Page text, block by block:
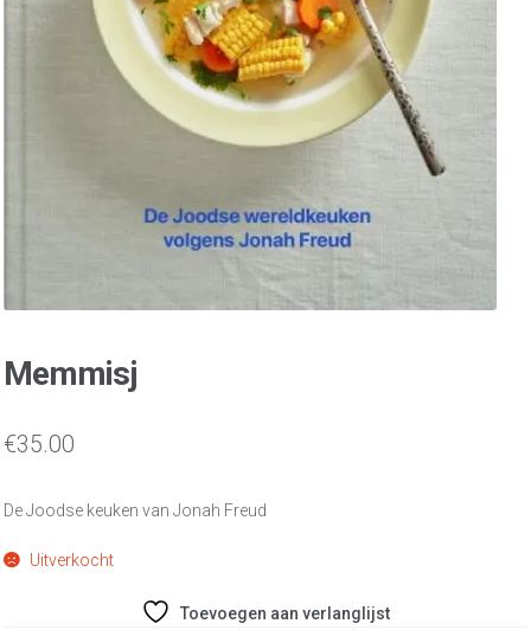
Memmisj
€35.00
De Joodse keuken van Jonah Freud
Uitverkocht
Toevoegen aan verlanglijst